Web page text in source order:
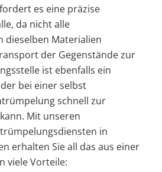
es eine präzise
da nicht alle
dieselben Materialien
der Gegenstände zur
ist ebenfalls ein
bei einer selbst
schnell zur
Mit unseren
in
erhalten Sie all das aus einer
viele Vorteile: